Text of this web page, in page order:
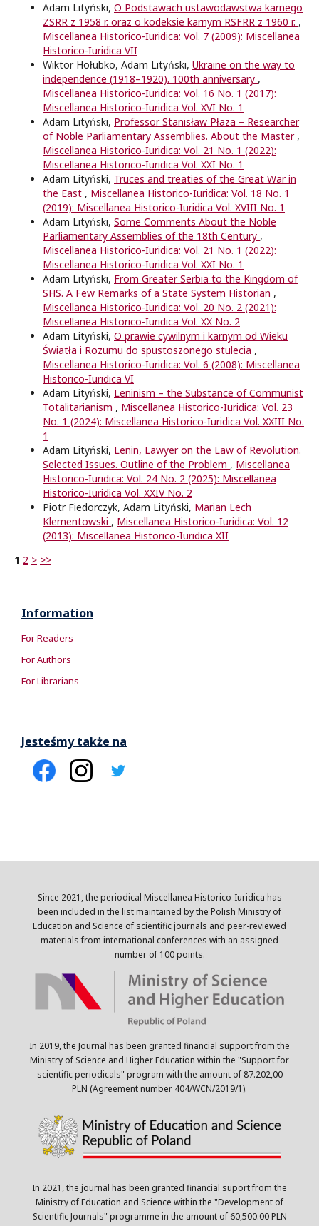
Adam Lityński, O Podstawach ustawodawstwa karnego
ZSRR z 1958 r. oraz o kodeksie karnym RSFRR z 1960 r. ,
Miscellanea Historico-Iuridica: Vol. 7 (2009): Miscellanea
Historico-Iuridica VII
Wiktor Hołubko, Adam Lityński, Ukraine on the way to
independence (1918–1920). 100th anniversary ,
Miscellanea Historico-Iuridica: Vol. 16 No. 1 (2017):
Miscellanea Historico-Iuridica Vol. XVI No. 1
Adam Lityński, Professor Stanisław Płaza – Researcher
of Noble Parliamentary Assemblies. About the Master ,
Miscellanea Historico-Iuridica: Vol. 21 No. 1 (2022):
Miscellanea Historico-Iuridica Vol. XXI No. 1
Adam Lityński, Truces and treaties of the Great War in
the East , Miscellanea Historico-Iuridica: Vol. 18 No. 1
(2019): Miscellanea Historico-Iuridica Vol. XVIII No. 1
Adam Lityński, Some Comments About the Noble
Parliamentary Assemblies of the 18th Century ,
Miscellanea Historico-Iuridica: Vol. 21 No. 1 (2022):
Miscellanea Historico-Iuridica Vol. XXI No. 1
Adam Lityński, From Greater Serbia to the Kingdom of
SHS. A Few Remarks of a State System Historian ,
Miscellanea Historico-Iuridica: Vol. 20 No. 2 (2021):
Miscellanea Historico-Iuridica Vol. XX No. 2
Adam Lityński, O prawie cywilnym i karnym od Wieku
Światła i Rozumu do spustoszonego stulecia ,
Miscellanea Historico-Iuridica: Vol. 6 (2008): Miscellanea
Historico-Iuridica VI
Adam Lityński, Leninism – the Substance of Communist
Totalitarianism , Miscellanea Historico-Iuridica: Vol. 23
No. 1 (2024): Miscellanea Historico-Iuridica Vol. XXIII No.
1
Adam Lityński, Lenin, Lawyer on the Law of Revolution.
Selected Issues. Outline of the Problem , Miscellanea
Historico-Iuridica: Vol. 24 No. 2 (2025): Miscellanea
Historico-Iuridica Vol. XXIV No. 2
Piotr Fiedorczyk, Adam Lityński, Marian Lech
Klementowski , Miscellanea Historico-Iuridica: Vol. 12
(2013): Miscellanea Historico-Iuridica XII
1 2 > >>
Information
For Readers
For Authors
For Librarians
Jesteśmy także na
Since 2021, the periodical Miscellanea Historico-Iuridica has
been included in the list maintained by the Polish Ministry of
Education and Science of scientific journals and peer-reviewed
materials from international conferences with an assigned
number of 100 points.
In 2019, the Journal has been granted financial support from the
Ministry of Science and Higher Education within the "Support for
scientific periodicals" program with the amount of 87.202,00
PLN (Agreement number 404/WCN/2019/1).
In 2021, the journal has been granted financial suport from the
Ministry of Education and Science within the "Development of
Scientific Journals" programme in the amount of 60,500.00 PLN